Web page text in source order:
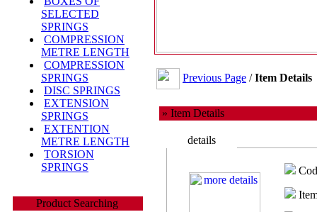
SELECTED
SPRINGS
COMPRESSION
METRE LENGTH
COMPRESSION
SPRINGS
DISC SPRINGS
EXTENSION
SPRINGS
EXTENTION
METRE LENGTH
TORSION
SPRINGS
Product Searching
Previous Page /Item Details
» Item Details
details